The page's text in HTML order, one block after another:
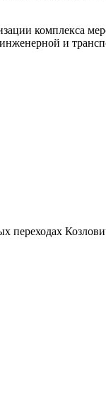
комплекса
и
переходах